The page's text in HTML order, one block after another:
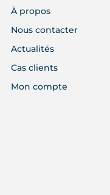
À propos
Nous contacter
Actualités
Cas clients
Mon compte